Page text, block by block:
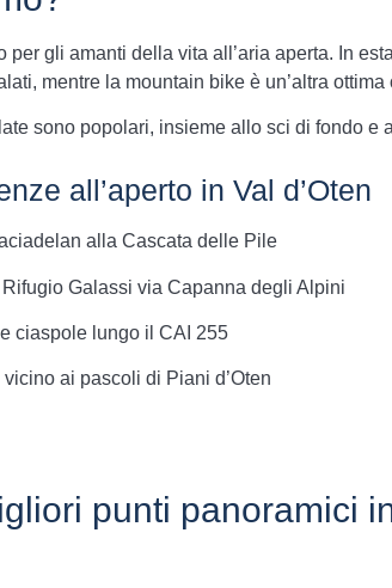
per gli amanti della vita all’aria aperta. In
mentre la mountain bike è un’altra
sono popolari, insieme allo sci di fondo e
all’aperto in Val d’Oten
alla Cascata delle Pile
Galassi via Capanna degli Alpini
ciaspole lungo il CAI 255
ai pascoli di Piani d’Oten
punti panoramici